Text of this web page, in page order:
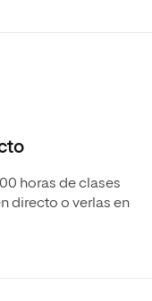
horas de clases
directo o verlas en